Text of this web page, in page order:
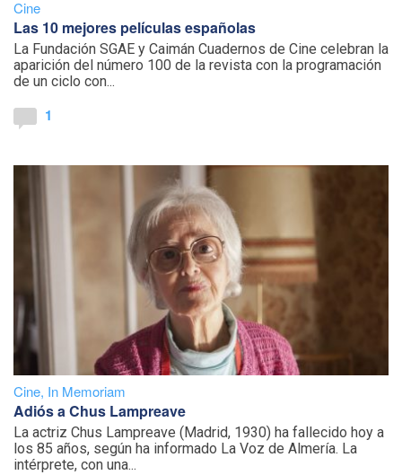
Cine
Las 10 mejores películas españolas
La Fundación SGAE y Caimán Cuadernos de Cine celebran la
aparición del número 100 de la revista con la programación
de un ciclo con...
1
Cine, In Memoriam
Adiós a Chus Lampreave
La actriz Chus Lampreave (Madrid, 1930) ha fallecido hoy a
los 85 años, según ha informado La Voz de Almería. La
intérprete, con una...